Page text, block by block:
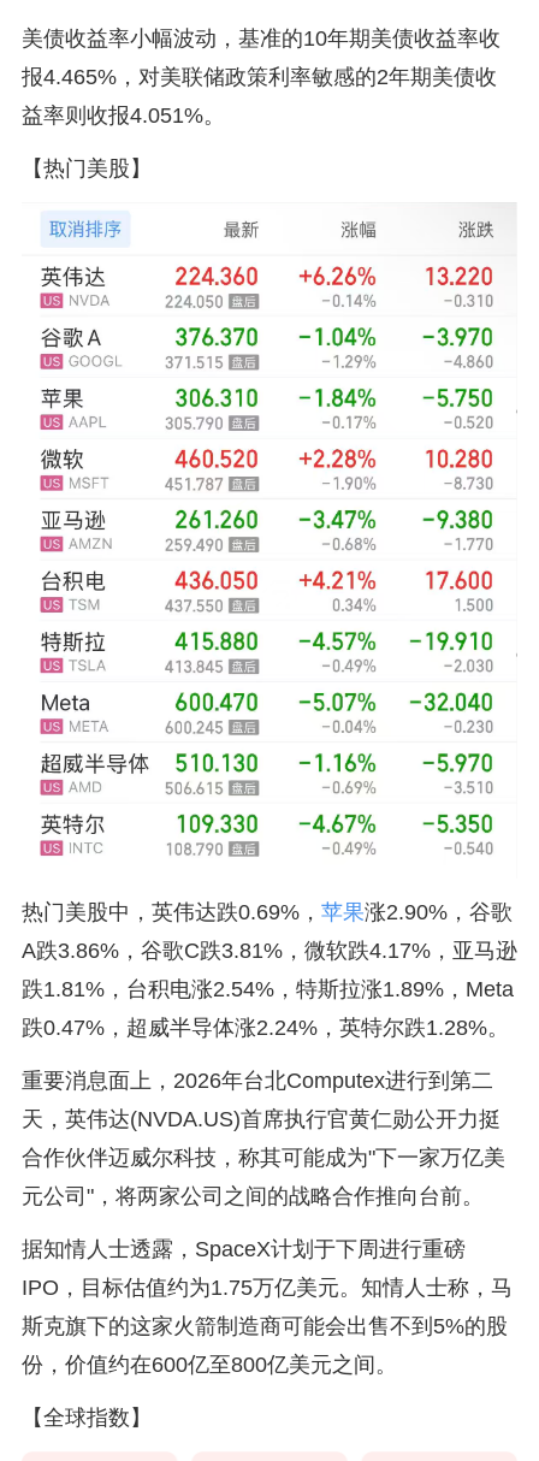
美债收益率小幅波动，基准的10年期美债收益率收
报4.465%，对美联储政策利率敏感的2年期美债收
益率则收报4.051%。
【热门美股】
热门美股中，英伟达跌0.69%， 苹果涨2.90%，谷歌
A跌3.86%，谷歌C跌3.81%，微软跌4.17%，亚马逊
跌1.81%，台积电涨2.54%，特斯拉涨1.89%，Meta
跌0.47%，超威半导体涨2.24%，英特尔跌1.28%。
重要消息面上，2026年台北Computex进行到第二
天，英伟达(NVDA.US)首席执行官黄仁勋公开力挺
合作伙伴迈威尔科技，称其可能成为"下一家万亿美
元公司"，将两家公司之间的战略合作推向台前。
据知情人士透露，SpaceX计划于下周进行重磅
IPO，目标估值约为1.75万亿美元。知情人士称，马
斯克旗下的这家火箭制造商可能会出售不到5%的股
份，价值约在600亿至800亿美元之间。
【全球指数】